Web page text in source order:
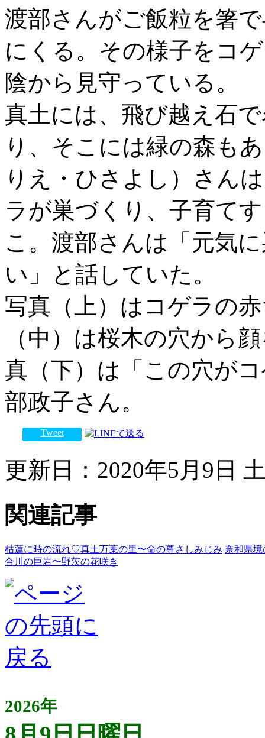
渡部さんがご飯粒を箸
にくる。その様子をコ
陰から見守っている。
真土には、飛び越え石
り、そこには緑の森も
りえ・ひさよし）さん
ラが巣づくり、子育て
こ。渡部さんは「元気
い」と話していた。
写真（上）はコゲラの
（中）は桜木の穴から
真（下）は「この穴が
部政子さん。
Tweet
更新日：2020年5月9日
関連記事
枯蓮に時の流れ♡真土万葉の里〜命の尊さしみじみ 奈和県境
合川の巨岩〜野茨の花咲き
2026年